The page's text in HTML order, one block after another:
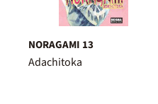
NORAGAMI 13
Adachitoka